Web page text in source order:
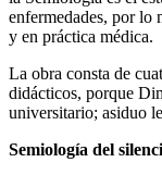
enfermedades, por lo
y en práctica médica.
La obra consta de
didácticos, porque
universitario; asiduo
Semiología del